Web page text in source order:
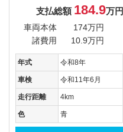
支払総額 184.9万円
車両本体
174万円
諸費用
10.9万円
年式 令和8年
車検 令和11年6月
走行距離 4km
色 青